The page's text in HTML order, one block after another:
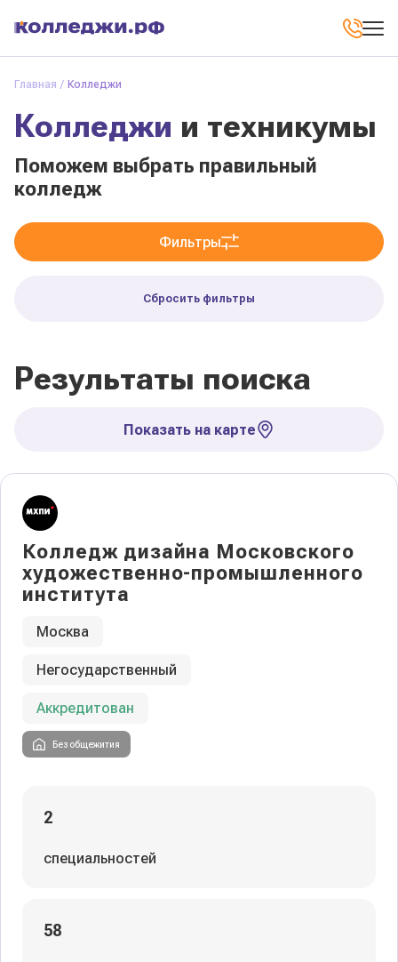
Главная Колледжи
Колледжи и техникумы
Поможем выбрать правильный
колледж
Фильтры
Сбросить фильтры
Результаты поиска
Показать на карте
Колледж дизайна Московского
художественно-промышленного
института
Москва
Негосударственный
Аккредитован
Без общежития
2
специальностей
58